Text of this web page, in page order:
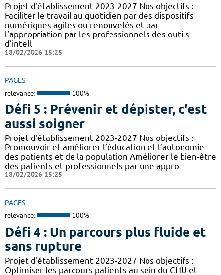
Projet d'établissement 2023-2027 Nos objectifs :
Faciliter le travail au quotidien par des dispositifs
numériques agiles ou renouvelés et par
l’appropriation par les professionnels des outils
d’intell
18/02/2026 15:25
PAGES
relevance: 100%
Défi 5 : Prévenir et dépister, c'est
aussi soigner
Projet d'établissement 2023-2027 Nos objectifs :
Promouvoir et améliorer l’éducation et l’autonomie
des patients et de la population Améliorer le bien-être
des patients et professionnels par une appro
18/02/2026 15:25
PAGES
relevance: 100%
Défi 4 : Un parcours plus fluide et
sans rupture
Projet d'établissement 2023-2027 Nos objectifs :
Optimiser les parcours patients au sein du CHU et